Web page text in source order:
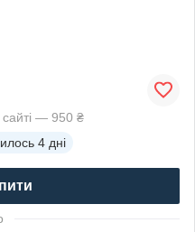
— 950 ₴
4 дні